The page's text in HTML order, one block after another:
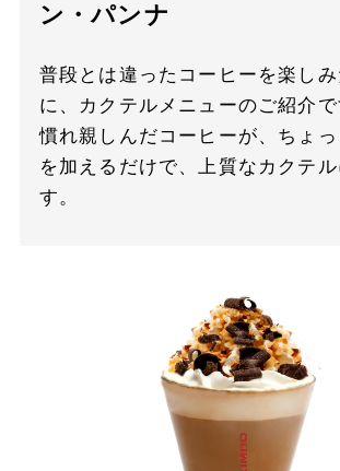
ン・パンナ
普段とは違ったコーヒーを楽し
に、カクテルメニューのご紹介で
慣れ親しんだコーヒーが、ちょ
を加えるだけで、上質なカクテル
す。